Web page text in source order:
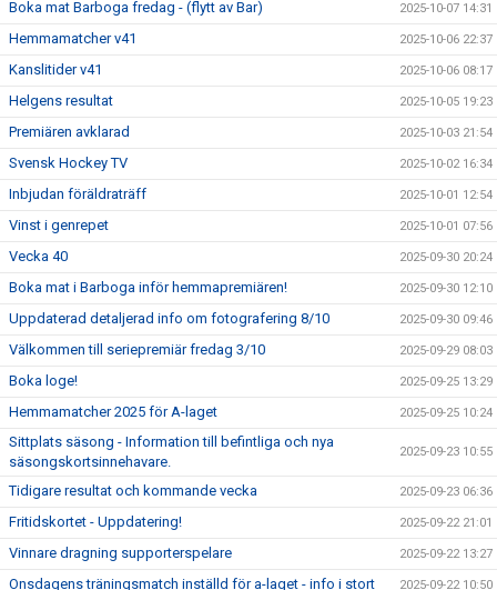
Boka mat Barboga fredag - (flytt av Bar) 2025-10-07 14:31
Hemmamatcher v41 2025-10-06 22:37
Kanslitider v41 2025-10-06 08:17
Helgens resultat 2025-10-05 19:23
Premiären avklarad 2025-10-03 21:54
Svensk Hockey TV 2025-10-02 16:34
Inbjudan föräldraträff 2025-10-01 12:54
Vinst i genrepet 2025-10-01 07:56
Vecka 40 2025-09-30 20:24
Boka mat i Barboga inför hemmapremiären! 2025-09-30 12:10
Uppdaterad detaljerad info om fotografering 8/10 2025-09-30 09:46
Välkommen till seriepremiär fredag 3/10 2025-09-29 08:03
Boka loge! 2025-09-25 13:29
Hemmamatcher 2025 för A-laget 2025-09-25 10:24
Sittplats säsong - Information till befintliga och nya
säsongskortsinnehavare.
2025-09-23 10:55
Tidigare resultat och kommande vecka 2025-09-23 06:36
Fritidskortet - Uppdatering! 2025-09-22 21:01
Vinnare dragning supporterspelare 2025-09-22 13:27
Onsdagens träningsmatch inställd för a-laget - info i stort 2025-09-22 10:50